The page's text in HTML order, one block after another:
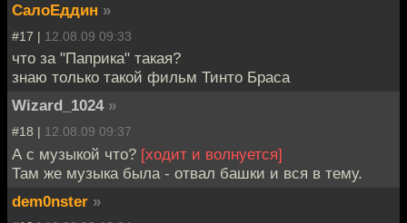
СалоЕддин »
#17 | 12.08.09 09:33
что за "Паприка" такая?
знаю только такой фильм Тинто Браса
Wizard_1024 »
#18 | 12.08.09 09:37
А с музыкой что? [ходит и волнуется]
Там же музыка была - отвал башки и вся в тему.
dem0nster »